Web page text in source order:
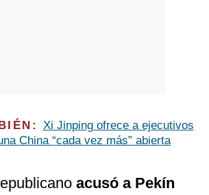
Xi Jinping ofrece a ejecutivos
China “cada vez más” abierta
acusó a Pekín